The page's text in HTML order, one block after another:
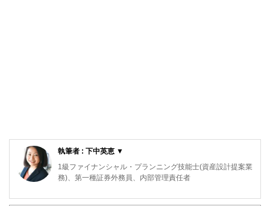
執筆者 : 下中英恵 ▼
1級ファイナンシャル・プランニング技能士(資産設計提案業
務)、第一種証券外務員、内部管理責任者
東京都出身。2008年慶應義塾大学商学部卒業後、三菱UFJメ